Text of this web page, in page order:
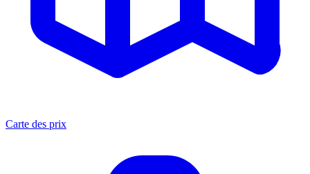
Carte des prix